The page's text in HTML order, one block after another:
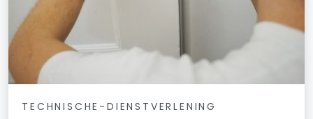
Kanaalzone
Koolhoven
Korvel
Leeuwerik
TECHNISCHE-DIENSTVERLENING